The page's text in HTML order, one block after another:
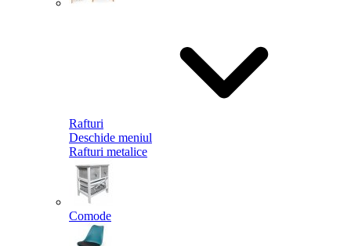
Rafturi
Deschide meniul
Rafturi metalice
Comode